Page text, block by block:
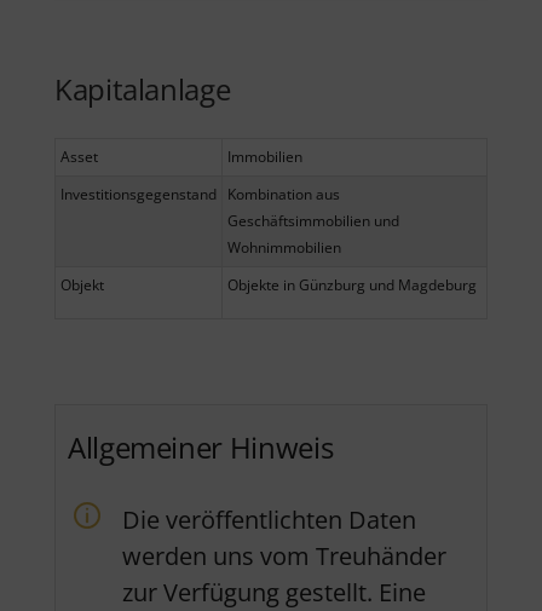
Kapitalanlage
Asset
Immobilien
Investitionsgegenstand
Kombination aus
Geschäftsimmobilien und
Wohnimmobilien
Objekt
Objekte in Günzburg und Magdeburg
Allgemeiner Hinweis
Die veröffentlichten Daten
werden uns vom Treuhänder
zur Verfügung gestellt. Eine